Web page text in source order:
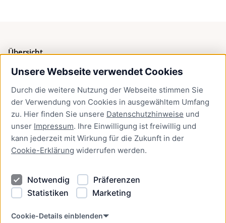
Unsere Webseite verwendet Cookies
Durch die weitere Nutzung der Webseite stimmen Sie
der Verwendung von Cookies in ausgewähltem Umfang
zu. Hier finden Sie unsere Datenschutzhinweise und
unser Impressum. Ihre Einwilligung ist freiwillig und
kann jederzeit mit Wirkung für die Zukunft in der
Cookie-Erklärung widerrufen werden.
Notwendig
Präferenzen
Statistiken
Marketing
Cookie-Details einblenden
Übersicht
Bürgerservice
Presse
Newsletter Lübeck:kompakt
Kontakt
Kontakt
Datenschutzhinweise
Barrierefreiheit
Cookie Erklärung